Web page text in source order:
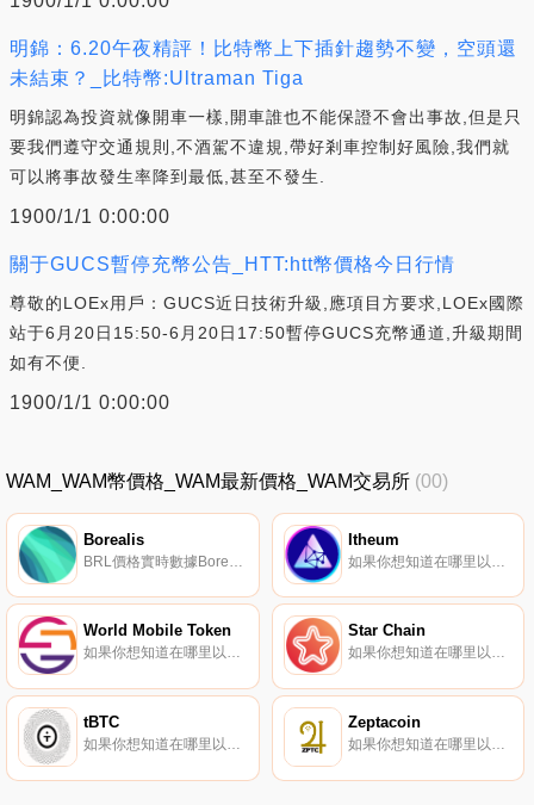
明錦：6.20午夜精評！比特幣上下插針趨勢不變，空頭還
未結束？_比特幣:Ultraman Tiga
明錦認為投資就像開車一樣,開車誰也不能保證不會出事故,但是只
要我們遵守交通規則,不酒駕不違規,帶好剎車控制好風險,我們就
可以將事故發生率降到最低,甚至不發生.
1900/1/1 0:00:00
關于GUCS暫停充幣公告_HTT:htt幣價格今日行情
尊敬的LOEx用戶：GUCS近日技術升級,應項目方要求,LOEx國際
站于6月20日15:50-6月20日17:50暫停GUCS充幣通道,升級期間
如有不便.
1900/1/1 0:00:00
WAM_WAM幣價格_WAM最新價格_WAM交易所 (00)
Borealis Itheum
World Mobile Token
如果你想知道在哪里以當前價格購買World MoWMTle Token,目前交易{World MoWMTle Token]股票的頂級加密貨幣交易所是Bitrue、KuCoin、BitMart、HuoWMT和MEXC。您可以在我們的加密貨幣交易所頁面上找到其他列表。想象一下沒有互聯網的生活.
Star Chain
如果你想知道在哪里以當前價格購買Star Chain,目前交易{Star Chain]股票的頂級加密貨幣交易所是MEXC。您可以在我們的加密貨幣交易所頁面上找到其他列表。Star Chain是一個名為；封面星形；使用區塊鏈代幣STAR（股票代碼為STAR1）.
tBTC
如果你想知道在哪里以當前價格購買tBTC,目前交易{tBTC]股票的頂級加密貨幣交易所是Gate.io、Coinbase Exchange和Kraken。您可以在我們的加密貨幣交易所頁面上找到其他列表。tBTC（TBTC）是一種加密貨幣,在以太坊平臺上運行.
Zeptacoin
如果你想知道在哪里以當前價格購買Zeptacoin,目前交易{Zeptacoin]股票的頂級加密貨幣交易所是BitMart和Bittrex。您可以在我們的加密貨幣交易所頁面上找到其他列表。Zeptagram是一個基于多區塊鏈的交易平臺,知識產權所有者可以在這里將其資產標記為NFT和dNFT.